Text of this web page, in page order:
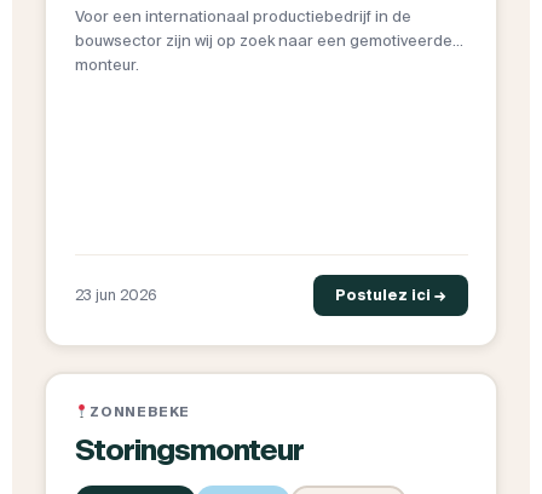
Voor een internationaal productiebedrijf in de
bouwsector zijn wij op zoek naar een gemotiveerde
monteur.
23 jun 2026 Postulez ici →
ZONNEBEKE
Storingsmonteur